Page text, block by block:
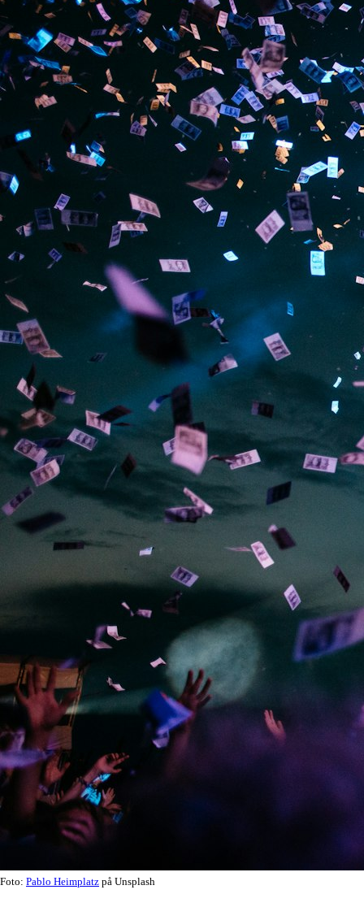
Foto: Pablo Heimplatz på Unsplash